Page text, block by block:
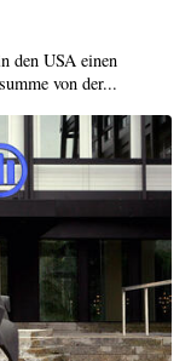
den USA einen
von der...